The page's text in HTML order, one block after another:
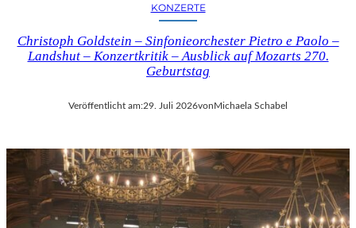
KONZERTE
Christoph Goldstein – Sinfonieorchester Pietro e Paolo –
Landshut – Konzertkritik – Ausblick auf Mozarts 270.
Geburtstag
Veröffentlicht am:29. Juli 2026vonMichaela Schabel